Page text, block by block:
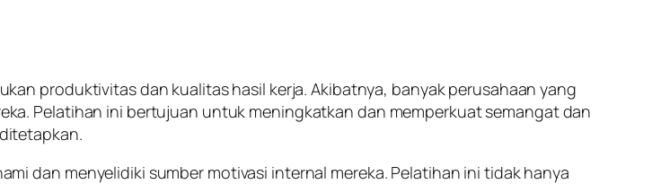
produktivitas dan kualitas hasil kerja. Akibatnya, banyak perusahaan yang
Pelatihan ini bertujuan untuk meningkatkan dan memperkuat semangat dan
dan menyelidiki sumber motivasi internal mereka. Pelatihan ini tidak hanya